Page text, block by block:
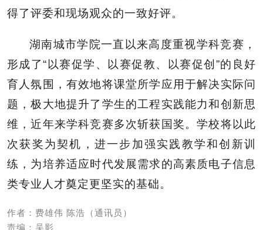
得了评委和现场观众的一致好评。
湖南城市学院一直以来高度重视学科竞赛，
形成了“以赛促学、以赛促教、以赛促创”的良好
育人氛围，有效地将课堂所学应用于解决实际问
题，极大地提升了学生的工程实践能力和创新思
维，近年来学科竞赛多次斩获国奖。学校将以此
次获奖为契机，进一步加强实践教学和创新训
练，为培养适应时代发展需求的高素质电子信息
类专业人才奠定更坚实的基础。
作者：费雄伟 陈浩（通讯员）
责编：吴影